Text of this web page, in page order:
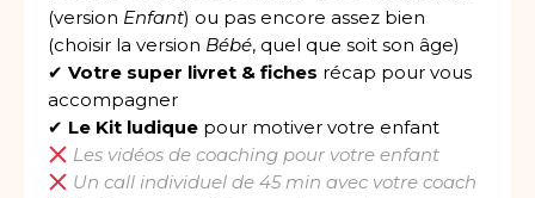
(version Enfant) ou pas encore assez bien
(choisir la version Bébé, quel que soit son âge)
✔ Votre super livret & fiches récap pour vous
accompagner
✔ Le Kit ludique pour motiver votre enfant
Les vidéos de coaching pour votre enfant
Un call individuel de 45 min avec votre coach